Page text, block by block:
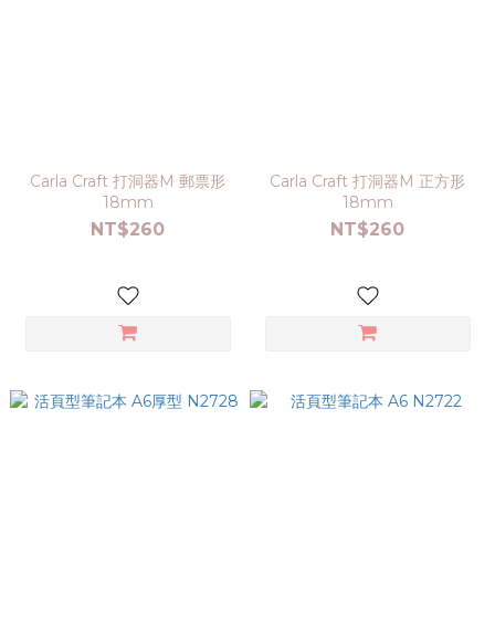
Carla Craft 打洞器M 郵票形
18mm
NT$260
Carla Craft 打洞器M 正方形
18mm
NT$260